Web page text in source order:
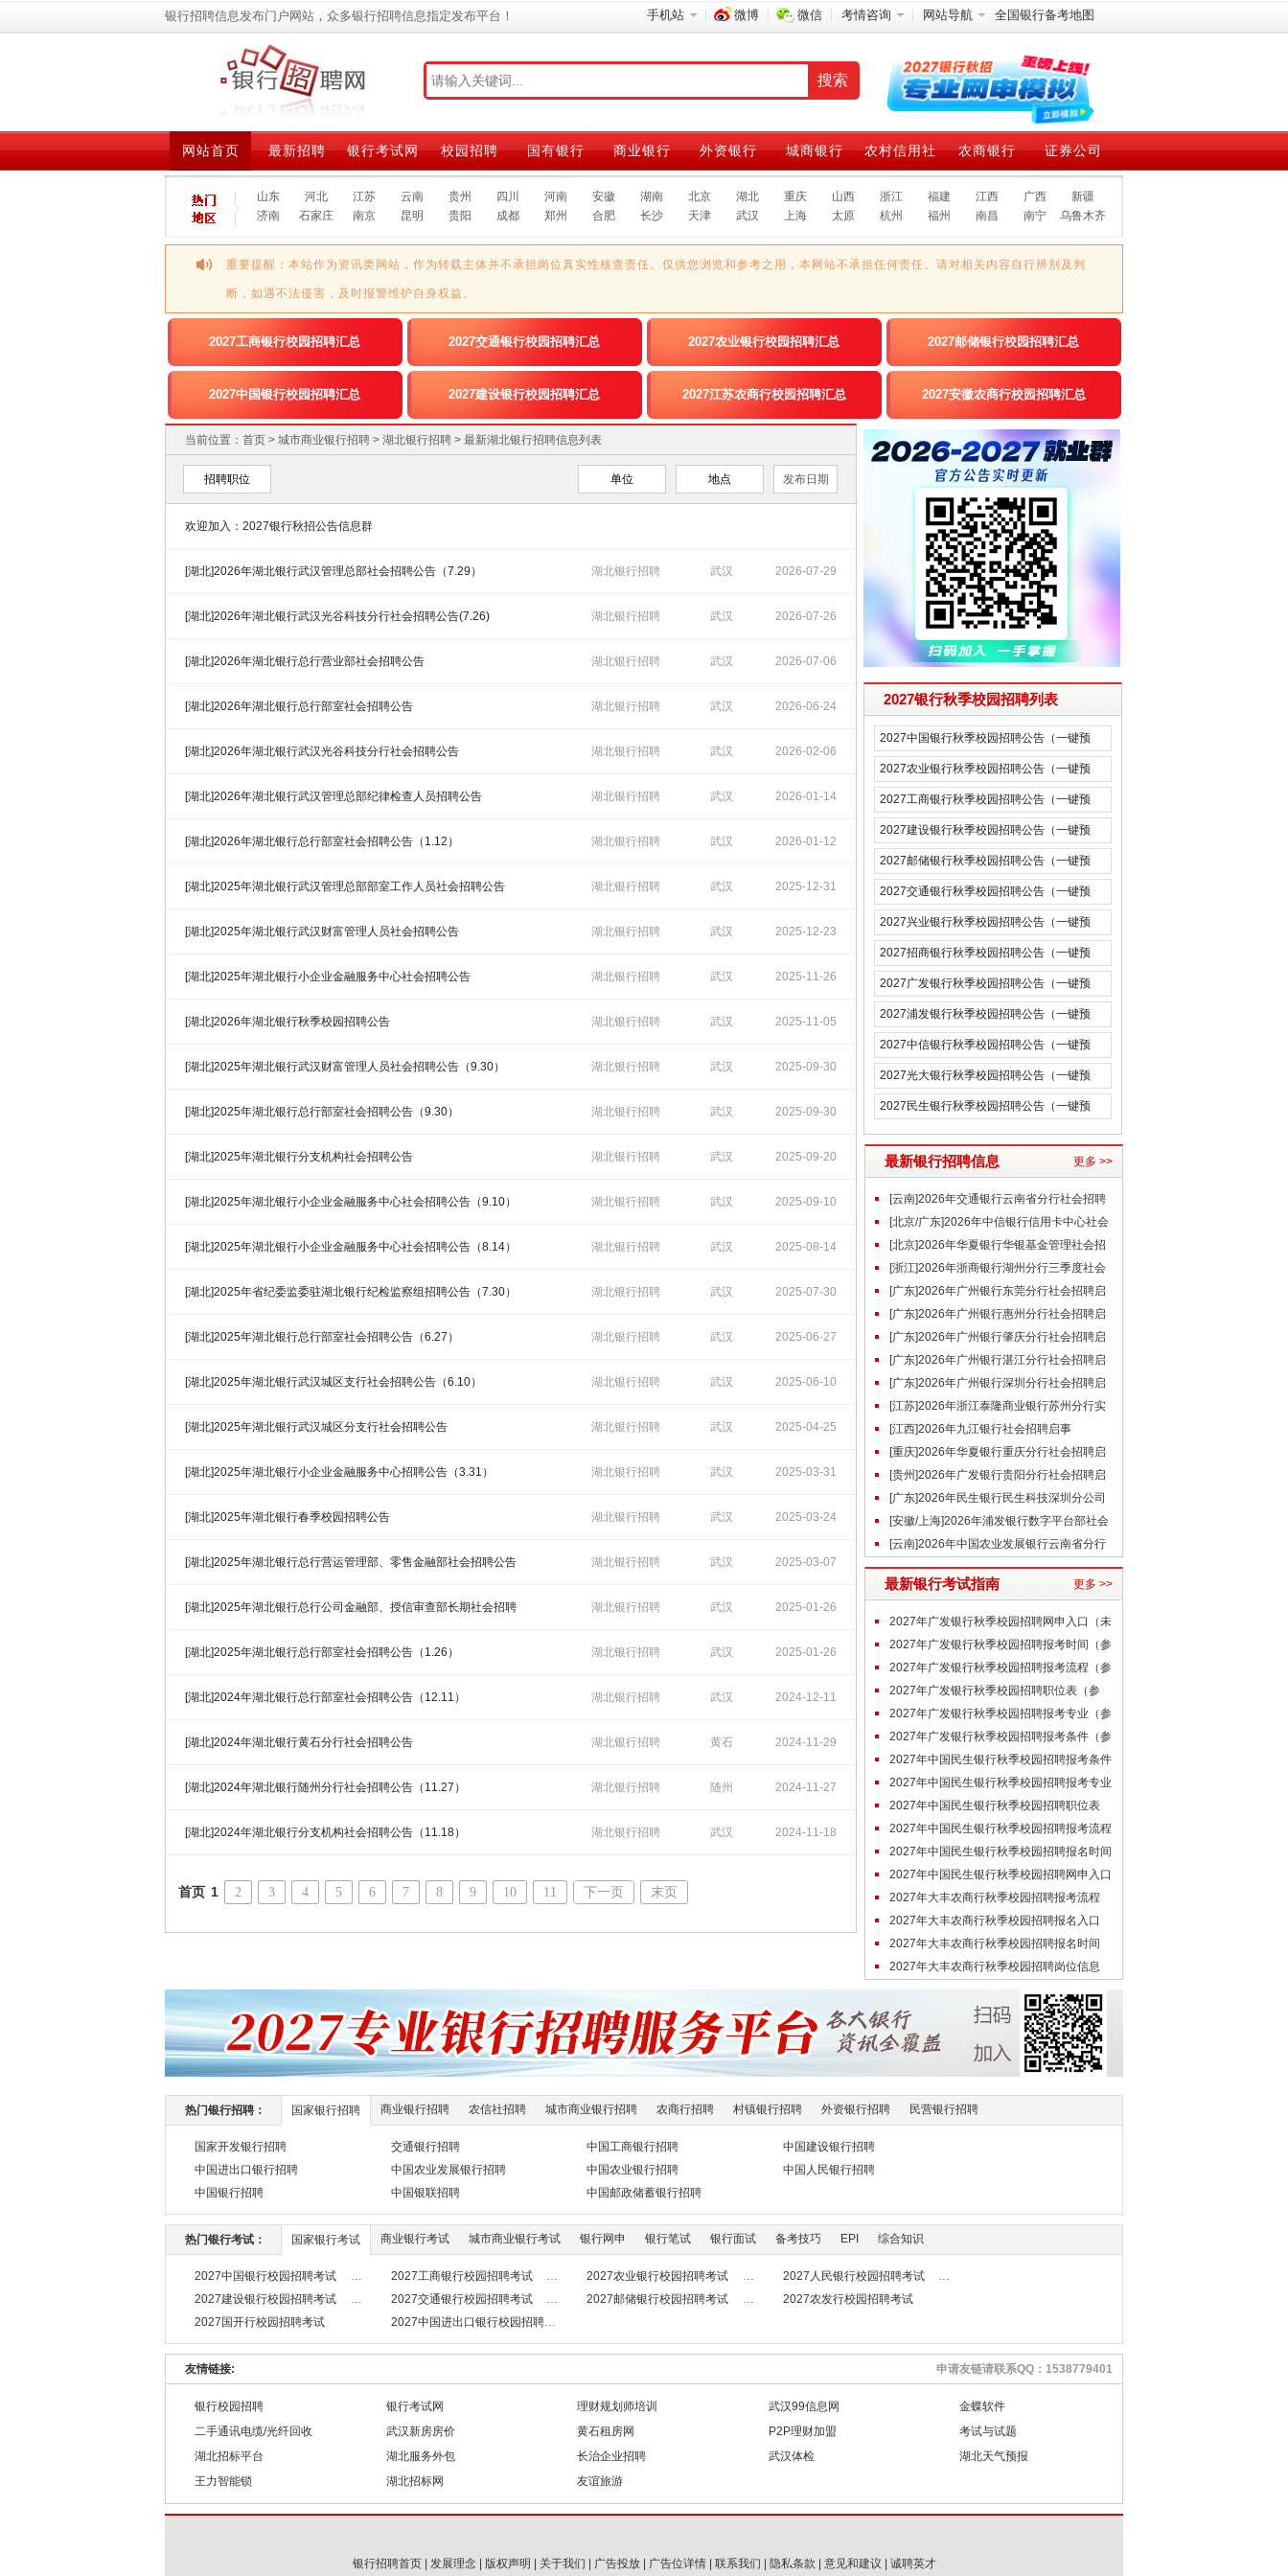
手机站 微博 微信 考情咨询 网站导航 全国银行备考地图
银行招聘信息发布门户网站，众多银行招聘信息指定发布平台！
网站首页 最新招聘 银行考试网 校园招聘 国有银行 商业银行 外资银行 城商银行 农村信用社 农商银行 证券公司
山东 河北 江苏 云南 贵州 四川 河南 安徽 湖南 北京 湖北 重庆 山西 浙江 福建 江西 广西
新疆
济南
石家庄 南京 昆明 贵阳 成都 郑州 合肥 长沙 天津 武汉 上海 太原 杭州 福州 南昌 南宁 乌鲁木齐
重要提醒：本站作为资讯类网站，作为转载主体并不承担岗位真实性核查责任。仅供您浏览和参考之用，本网站不承担任何责任。请对相关内容自行辨别及判
断，如遇不法侵害，及时报警维护自身权益。
2027工商银行校园招聘汇总 2027交通银行校园招聘汇总 2027农业银行校园招聘汇总 2027邮储银行校园招聘汇总
2027中国银行校园招聘汇总 2027建设银行校园招聘汇总 2027江苏农商行校园招聘汇总 2027安徽农商行校园招聘汇总
当前位置： 首页 > 城市商业银行招聘 > 湖北银行招聘 > 最新湖北银行招聘信息列表
招聘职位 单位 地点 发布日期
欢迎加入：2027银行秋招公告信息群
[湖北]2026年湖北银行武汉管理总部社会招聘公告（7.29） 湖北银行招聘 武汉 2026-07-29
16:26:49
[湖北]2026年湖北银行武汉光谷科技分行社会招聘公告(7.26) 湖北银行招聘 武汉 2026-07-26
14:27:16
[湖北]2026年湖北银行总行营业部社会招聘公告 湖北银行招聘 武汉 2026-07-06
15:29:19
[湖北]2026年湖北银行总行部室社会招聘公告 湖北银行招聘 武汉 2026-06-24
11:24:48
[湖北]2026年湖北银行武汉光谷科技分行社会招聘公告 湖北银行招聘 武汉 2026-02-06
15:06:33
[湖北]2026年湖北银行武汉管理总部纪律检查人员招聘公告 湖北银行招聘 武汉 2026-01-14
16:07:45
[湖北]2026年湖北银行总行部室社会招聘公告（1.12） 湖北银行招聘 武汉 2026-01-12
16:45:10
[湖北]2025年湖北银行武汉管理总部部室工作人员社会招聘公告 湖北银行招聘 武汉 2025-12-31
15:34:35
[湖北]2025年湖北银行武汉财富管理人员社会招聘公告 湖北银行招聘 武汉 2025-12-23
16:21:23
[湖北]2025年湖北银行小企业金融服务中心社会招聘公告
（11.26）
湖北银行招聘 武汉 2025-11-26
16:24:43
[湖北]2026年湖北银行秋季校园招聘公告 湖北银行招聘 武汉 2025-11-05
14:59:05
[湖北]2025年湖北银行武汉财富管理人员社会招聘公告（9.30） 湖北银行招聘 武汉 2025-09-30
14:46:52
[湖北]2025年湖北银行总行部室社会招聘公告（9.30） 湖北银行招聘 武汉 2025-09-30
14:43:43
[湖北]2025年湖北银行分支机构社会招聘公告 湖北银行招聘 武汉 2025-09-20
11:31:02
[湖北]2025年湖北银行小企业金融服务中心社会招聘公告（9.10） 湖北银行招聘 武汉 2025-09-10
17:55:38
[湖北]2025年湖北银行小企业金融服务中心社会招聘公告（8.14） 湖北银行招聘 武汉 2025-08-14
16:29:56
[湖北]2025年省纪委监委驻湖北银行纪检监察组招聘公告（7.30） 湖北银行招聘 武汉 2025-07-30
17:18:24
[湖北]2025年湖北银行总行部室社会招聘公告（6.27） 湖北银行招聘 武汉 2025-06-27
16:46:33
[湖北]2025年湖北银行武汉城区支行社会招聘公告（6.10） 湖北银行招聘 武汉 2025-06-10
17:13:03
[湖北]2025年湖北银行武汉城区分支行社会招聘公告 湖北银行招聘 武汉 2025-04-25
15:50:33
[湖北]2025年湖北银行小企业金融服务中心招聘公告（3.31） 湖北银行招聘 武汉 2025-03-31
16:09:50
[湖北]2025年湖北银行春季校园招聘公告 湖北银行招聘 武汉 2025-03-24
09:28:54
[湖北]2025年湖北银行总行营运管理部、零售金融部社会招聘公告
（3.7）
湖北银行招聘 武汉 2025-03-07
15:03:44
[湖北]2025年湖北银行总行公司金融部、授信审查部长期社会招聘
公告告（1.26）
湖北银行招聘 武汉 2025-01-26
14:16:20
[湖北]2025年湖北银行总行部室社会招聘公告（1.26） 湖北银行招聘 武汉 2025-01-26
14:13:06
[湖北]2024年湖北银行总行部室社会招聘公告（12.11） 湖北银行招聘 武汉 2024-12-11
17:39:11
[湖北]2024年湖北银行黄石分行社会招聘公告 湖北银行招聘 黄石 2024-11-29
16:20:55
[湖北]2024年湖北银行随州分行社会招聘公告（11.27） 湖北银行招聘 随州 2024-11-27
16:16:10
[湖北]2024年湖北银行分支机构社会招聘公告（11.18） 湖北银行招聘 武汉 2024-11-18
首页 1 2 3 4 5 6 7 8 9 10 11 下一页 末页
2027银行秋季校园招聘列表
2027中国银行秋季校园招聘公告（一键预
约）
2027农业银行秋季校园招聘公告（一键预
约）
2027工商银行秋季校园招聘公告（一键预
约）
2027建设银行秋季校园招聘公告（一键预
约）
2027邮储银行秋季校园招聘公告（一键预
约）
2027交通银行秋季校园招聘公告（一键预
约）
2027兴业银行秋季校园招聘公告（一键预
约）
2027招商银行秋季校园招聘公告（一键预
约）
2027广发银行秋季校园招聘公告（一键预
约）
2027浦发银行秋季校园招聘公告（一键预
约）
2027中信银行秋季校园招聘公告（一键预
约）
2027光大银行秋季校园招聘公告（一键预
约）
2027民生银行秋季校园招聘公告（一键预
最新银行招聘信息 更多 >>
[云南]2026年交通银行云南省分行社会招聘
启事（7.29）
[北京/广东]2026年中信银行信用卡中心社会
招聘启事（7.29）
[北京]2026年华夏银行华银基金管理社会招
聘启事（7.29）
[浙江]2026年浙商银行湖州分行三季度社会
招聘启事
[广东]2026年广州银行东莞分行社会招聘启
事（7.28）
[广东]2026年广州银行惠州分行社会招聘启
事（7.28）
[广东]2026年广州银行肇庆分行社会招聘启
事（7.28）
[广东]2026年广州银行湛江分行社会招聘启
事（7.28）
[广东]2026年广州银行深圳分行社会招聘启
事（7.28）
[江苏]2026年浙江泰隆商业银行苏州分行实
习生招聘启事（7.28）
[江西]2026年九江银行社会招聘启事
（7.28）
[重庆]2026年华夏银行重庆分行社会招聘启
事（7.28）
[贵州]2026年广发银行贵阳分行社会招聘启
事（7.28）
[广东]2026年民生银行民生科技深圳分公司
社会招聘启事（7.28）
[安徽/上海]2026年浦发银行数字平台部社会
招聘启事（7.28）
[云南]2026年中国农业发展银行云南省分行
纪委办审查调查专业人才
最新银行考试指南 更多 >>
2027年广发银行秋季校园招聘网申入口（未
开通）
2027年广发银行秋季校园招聘报考时间（参
考）2027年广发银行秋季校园招聘报考流程（参
考）2027年广发银行秋季校园招聘职位表（参
考）2027年广发银行秋季校园招聘报考专业（参
考）2027年广发银行秋季校园招聘报考条件（参
考）2027年中国民生银行秋季校园招聘报考条件
（参考）
2027年中国民生银行秋季校园招聘报考专业
（参考）
2027年中国民生银行秋季校园招聘职位表
（参考）
2027年中国民生银行秋季校园招聘报考流程
（参考）
2027年中国民生银行秋季校园招聘报名时间
（参考）
2027年中国民生银行秋季校园招聘网申入口
（未开通）
2027年大丰农商行秋季校园招聘报考流程
（参考）
2027年大丰农商行秋季校园招聘报名入口
（未开通）
2027年大丰农商行秋季校园招聘报名时间
（参考）
2027年大丰农商行秋季校园招聘岗位信息
热门银行招聘： 国家银行招聘 商业银行招聘 农信社招聘 城市商业银行招聘 农商行招聘 村镇银行招聘 外资银行招聘 民营银行招聘
国家开发银行招聘 交通银行招聘 中国工商银行招聘
中国建设银行招聘
中国进出口银行招聘
中国农业发展银行招聘 中国农业银行招聘
中国人民银行招聘
中国银行招聘
中国银联招聘 中国邮政储蓄银行招聘
热门银行考试： 国家银行考试 商业银行考试 城市商业银行考试 银行网申 银行笔试 银行面试 备考技巧 EPI 综合知识
2027中国银行校园招聘考试 2027工商银行校园招聘考试 2027农业银行校园招聘考试
2027人民银行校园招聘考试
2027建设银行校园招聘考试
2027交通银行校园招聘考试 2027邮储银行校园招聘考试
2027农发行校园招聘考试
2027国开行校园招聘考试
2027中国进出口银行校园招聘考试
友情链接: 申请友链请联系QQ：1538779401
银行校园招聘 银行考试网 理财规划师培训 武汉99信息网
金蝶软件
二手通讯电缆/光纤回收
武汉新房房价 黄石租房网 P2P理财加盟
考试与试题
湖北招标平台
湖北服务外包 长治企业招聘 武汉体检
湖北天气预报
王力智能锁
湖北招标网 友谊旅游
银行招聘首页| 发展理念| 版权声明 关于我们 广告投放| 广告位详情| 联系我们 隐私条款 意见和建议 诚聘英才